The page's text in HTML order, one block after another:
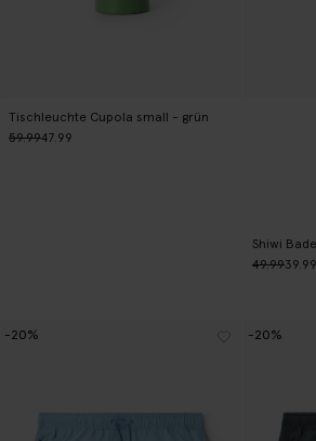
Tischleuchte Cupola small - grün
59.9947.99
Shiwi
49.9939.99
-20% -20%